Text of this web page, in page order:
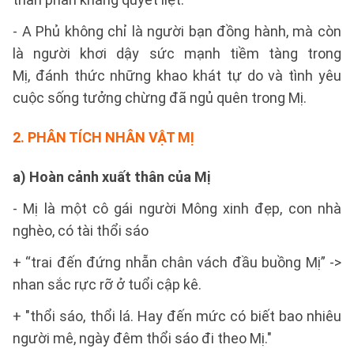
- A Phủ không chỉ là người bạn đồng hành, mà còn
là người khơi dậy sức mạnh tiềm tàng trong
Mị, đánh thức những khao khát tự do và tình yêu
cuộc sống tưởng chừng đã ngủ quên trong Mị.
2. PHÂN TÍCH NHÂN VẬT MỊ
a) Hoàn cảnh xuất thân của Mị
- Mị là một cô gái người Mông xinh đẹp, con nhà
nghèo, có tài thổi sáo
+ “trai đến đứng nhẵn chân vách đầu buồng Mị” ->
nhan sắc rực rỡ ở tuổi cập kê.
+ "thổi sáo, thổi lá. Hay đến mức có biết bao nhiêu
người mê, ngày đêm thổi sáo đi theo Mị."